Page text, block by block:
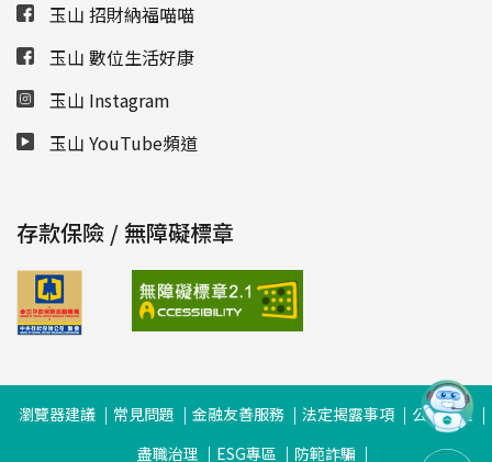
玉山 招財納福喵喵
玉山 數位生活好康
玉山 Instagram
玉山 YouTube頻道
存款保險 / 無障礙標章
瀏覽器建議 常見問題 金融友善服務 法定揭露事項
公司治理
盡職治理
ESG專區 防範詐騙